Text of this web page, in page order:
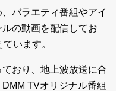
バラエティ番組やアイ
の動画を配信してお
います。
おり、地上波放送に合
TVオリジナル番組